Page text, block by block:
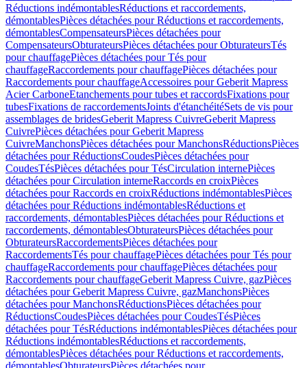
Réductions indémontablesRéductions et raccordements,
démontablesPièces détachées pour Réductions et raccordements,
démontablesCompensateursPièces détachées pour
CompensateursObturateursPièces détachées pour ObturateursTés
pour chauffagePièces détachées pour Tés pour
chauffageRaccordements pour chauffagePièces détachées pour
Raccordements pour chauffageAccessoires pour Geberit Mapress
Acier CarboneEtanchements pour tubes et raccordsFixations pour
tubesFixations de raccordementsJoints d'étanchéitéSets de vis pour
assemblages de bridesGeberit Mapress CuivreGeberit Mapress
CuivrePièces détachées pour Geberit Mapress
CuivreManchonsPièces détachées pour ManchonsRéductionsPièces
détachées pour RéductionsCoudesPièces détachées pour
CoudesTésPièces détachées pour TésCirculation internePièces
détachées pour Circulation interneRaccords en croixPièces
détachées pour Raccords en croixRéductions indémontablesPièces
détachées pour Réductions indémontablesRéductions et
raccordements, démontablesPièces détachées pour Réductions et
raccordements, démontablesObturateursPièces détachées pour
ObturateursRaccordementsPièces détachées pour
RaccordementsTés pour chauffagePièces détachées pour Tés pour
chauffageRaccordements pour chauffagePièces détachées pour
Raccordements pour chauffageGeberit Mapress Cuivre, gazPièces
détachées pour Geberit Mapress Cuivre, gazManchonsPièces
détachées pour ManchonsRéductionsPièces détachées pour
RéductionsCoudesPièces détachées pour CoudesTésPièces
détachées pour TésRéductions indémontablesPièces détachées pour
Réductions indémontablesRéductions et raccordements,
démontablesPièces détachées pour Réductions et raccordements,
démontablesObturateursPièces détachées pour